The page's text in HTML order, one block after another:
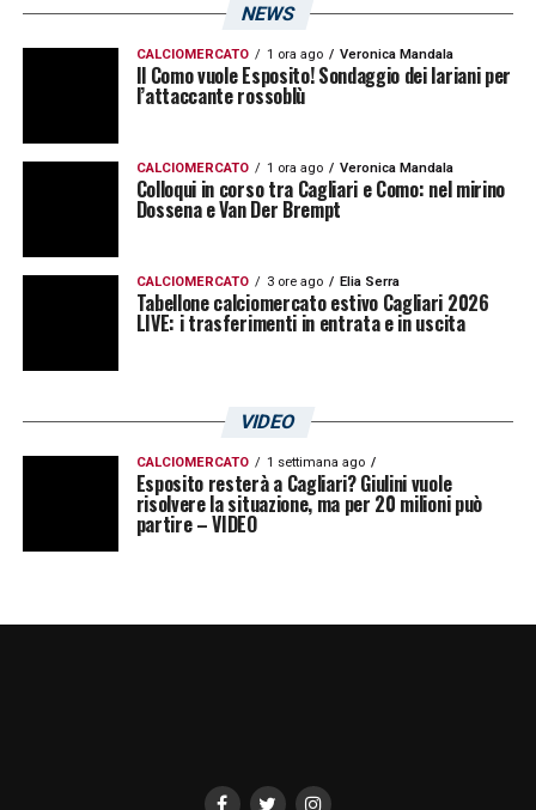
NEWS
CALCIOMERCATO 1 ora ago Veronica Mandala
Il Como vuole Esposito! Sondaggio dei lariani per
l’attaccante rossoblù
CALCIOMERCATO 1 ora ago Veronica Mandala
Colloqui in corso tra Cagliari e Como: nel mirino
Dossena e Van Der Brempt
CALCIOMERCATO 3 ore ago Elia Serra
Tabellone calciomercato estivo Cagliari 2026
LIVE: i trasferimenti in entrata e in uscita
VIDEO
CALCIOMERCATO 1 settimana ago
Esposito resterà a Cagliari? Giulini vuole
risolvere la situazione, ma per 20 milioni può
partire – VIDEO